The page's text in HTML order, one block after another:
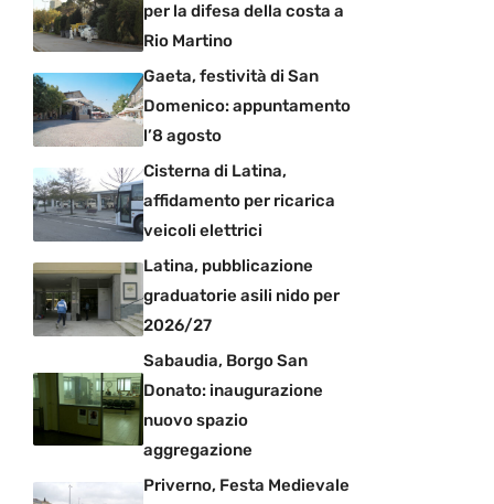
per la difesa della costa a
Rio Martino
Gaeta, festività di San
Domenico: appuntamento
l’8 agosto
Cisterna di Latina,
affidamento per ricarica
veicoli elettrici
Latina, pubblicazione
graduatorie asili nido per
2026/27
Sabaudia, Borgo San
Donato: inaugurazione
nuovo spazio
aggregazione
Priverno, Festa Medievale